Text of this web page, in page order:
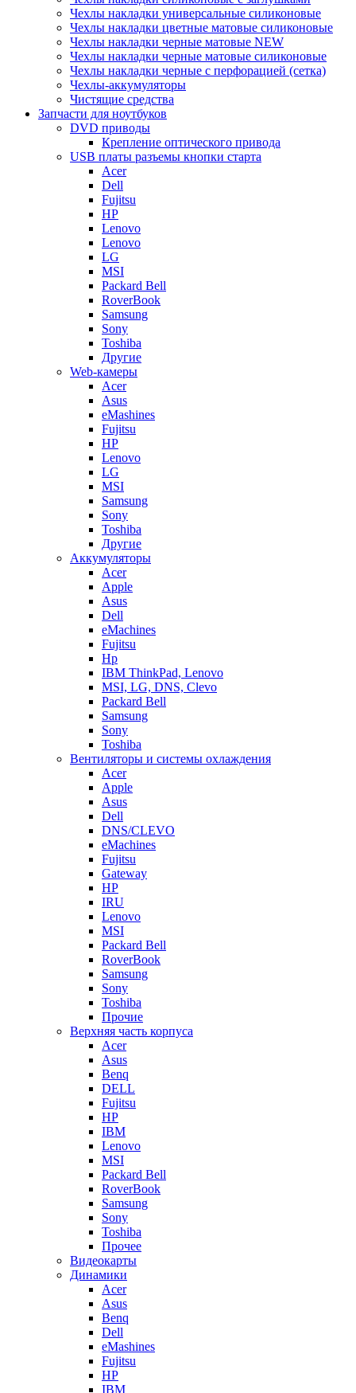
Чехлы накладки универсальные силиконовые
Чехлы накладки цветные матовые силиконовые
Чехлы накладки черные матовые NEW
Чехлы накладки черные матовые силиконовые
Чехлы накладки черные с перфорацией (сетка)
Чехлы-аккумуляторы
Чистящие средства
Запчасти для ноутбуков
DVD приводы
Крепление оптического привода
USB платы разъемы кнопки старта
Acer
Dell
Fujitsu
HP
Lenovo
Lenovo
LG
MSI
Packard Bell
RoverBook
Samsung
Sony
Toshiba
Другие
Web-камеры
Acer
Asus
eMashines
Fujitsu
HP
Lenovo
LG
MSI
Samsung
Sony
Toshiba
Другие
Аккумуляторы
Acer
Apple
Asus
Dell
eMachines
Fujitsu
Hp
IBM ThinkPad, Lenovo
MSI, LG, DNS, Clevo
Packard Bell
Samsung
Sony
Toshiba
Вентиляторы и системы охлаждения
Acer
Apple
Asus
Dell
DNS/CLEVO
eMachines
Fujitsu
Gateway
HP
IRU
Lenovo
MSI
Packard Bell
RoverBook
Samsung
Sony
Toshiba
Прочие
Верхняя часть корпуса
Acer
Asus
Benq
DELL
Fujitsu
HP
IBM
Lenovo
MSI
Packard Bell
RoverBook
Samsung
Sony
Toshiba
Прочее
Видеокарты
Динамики
Acer
Asus
Benq
Dell
eMashines
Fujitsu
HP
IBM